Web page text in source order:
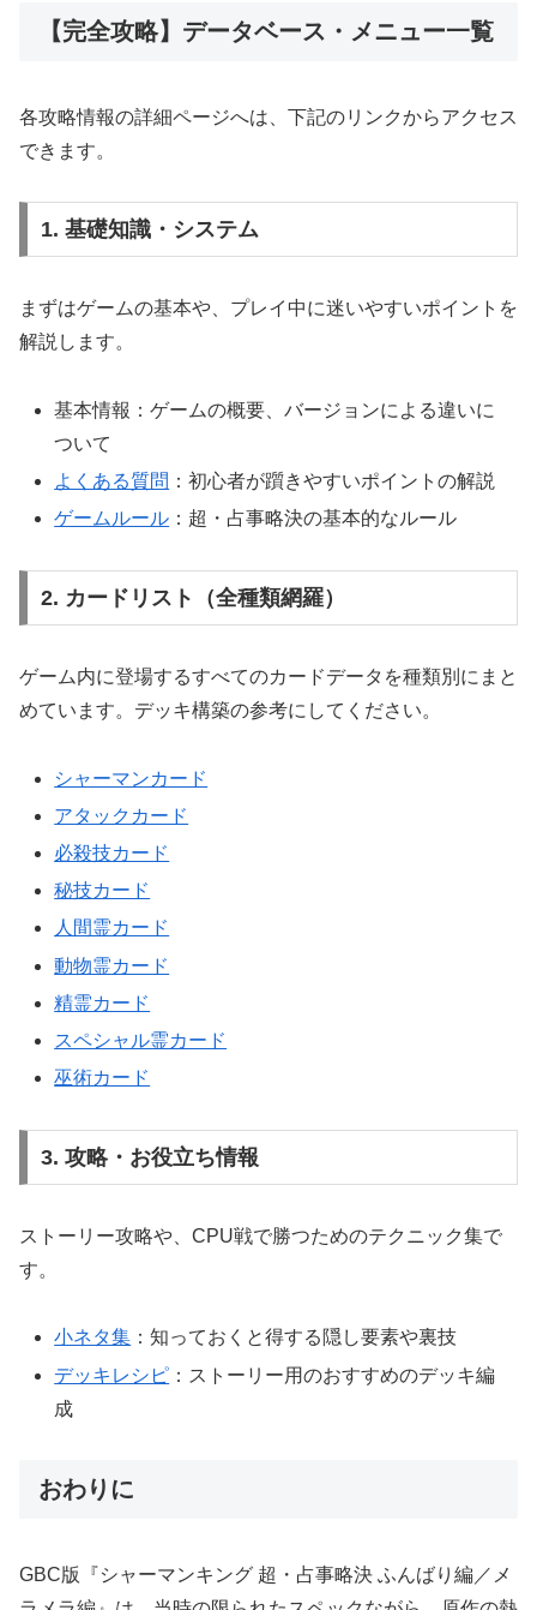
【完全攻略】データベース・メニュー一覧
各攻略情報の詳細ページへは、下記のリンクからアクセス
できます。
1. 基礎知識・システム
まずはゲームの基本や、プレイ中に迷いやすいポイントを
解説します。
基本情報：ゲームの概要、バージョンによる違いに
ついて
よくある質問 ：初心者が躓きやすいポイントの解説
ゲームルール ：超・占事略決の基本的なルール
2. カードリスト（全種類網羅）
ゲーム内に登場するすべてのカードデータを種類別にまと
めています。デッキ構築の参考にしてください。
シャーマンカード
アタックカード
必殺技カード
秘技カード
人間霊カード
動物霊カード
精霊カード
スペシャル霊カード
巫術カード
3. 攻略・お役立ち情報
ストーリー攻略や、CPU戦で勝つためのテクニック集で
す。
小ネタ集 ：知っておくと得する隠し要素や裏技
デッキレシピ ：ストーリー用のおすすめのデッキ編
成
おわりに
GBC版『シャーマンキング 超・占事略決 ふんばり編／メ